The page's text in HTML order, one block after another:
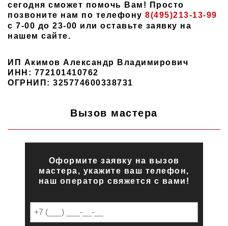
сегодня сможет помочь Вам! Просто
позвоните нам по телефону 8(495)213-13-99
с 7-00 до 23-00 или оставьте заявку на
нашем сайте.
ИП Акимов Александр Владимирович
ИНН: 772101410762
ОГРНИП: 325774600338731
Вызов мастера
Оформите заявку на вызов
мастера, укажите ваш телефон,
наш оператор свяжется с вами!